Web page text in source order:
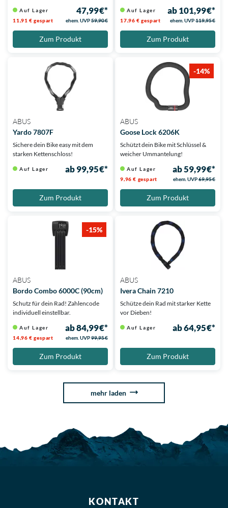
Auf Lager 47,99 €*
11,91 € gespart ehem. UVP59,90 €
Zum Produkt
Auf Lager ab 101,99 €*
17,96 € gespart ehem. UVP119,95 €
Zum Produkt
ABUS
Yardo 7807F
Sichere dein Bike easy mit dem
starken Kettenschloss!
Auf Lager ab 99,95 €*
Zum Produkt
-14%
ABUS
Goose Lock 6206K
Schützt dein Bike mit Schlüssel &
weicher Ummantelung!
Auf Lager ab 59,99 €*
9,96 € gespart ehem. UVP69,95 €
Zum Produkt
-15%
ABUS
Bordo Combo 6000C (90cm)
Schutz für dein Rad! Zahlencode
individuell einstellbar.
Auf Lager ab 84,99 €*
14,96 € gespart ehem. UVP99,95 €
Zum Produkt
ABUS
Ivera Chain 7210
Schütze dein Rad mit starker Kette
vor Dieben!
Auf Lager ab 64,95 €*
Zum Produkt
mehr laden
KONTAKT